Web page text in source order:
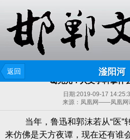
返回 滏阳河
葛兆光：人文学科拿什
日期:2019-09-17
来源：凤凰网——凤凰网
当年，鲁迅和郭沫若从“医”
来仿佛是天方夜谭，现在还有谁